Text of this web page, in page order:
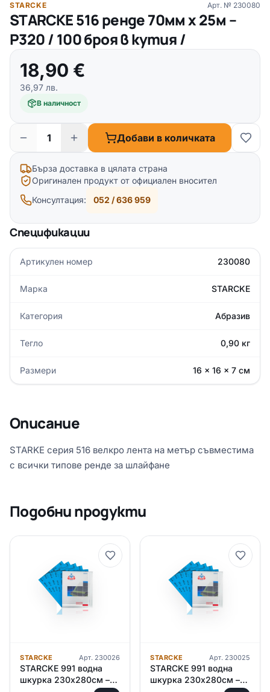
STARCKE Арт. № 230080
STARCKE 516 ренде 70мм х 25м –
P320 / 100 броя в кутия /
18,90 €
36,97 лв.
В наличност
Добави в количката
Бърза доставка в цялата страна
Оригинален продукт от официален вносител
Консултация:
052 / 636 959
Спецификации
Артикулен номер 230080
Марка STARCKE
Категория Абразив
Тегло 0,90 кг
Размери 16 × 16 × 7 см
Описание
STARKE серия 516 велкро лента на метър съвместима
с всички типове ренде за шлайфане
Подобни продукти
STARCKE Арт. 230026
STARCKE 991 водна
шкурка 230х280см –
STARCKE Арт. 230025
STARCKE 991 водна
шкурка 230х280см –